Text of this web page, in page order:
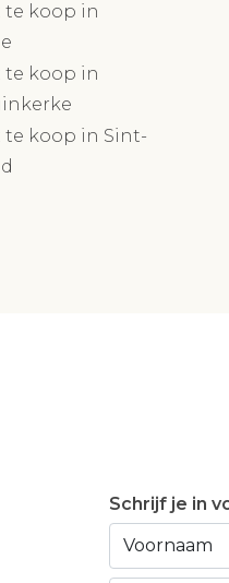
te koop in
te koop in
te koop in Sint-
Schrijf je in